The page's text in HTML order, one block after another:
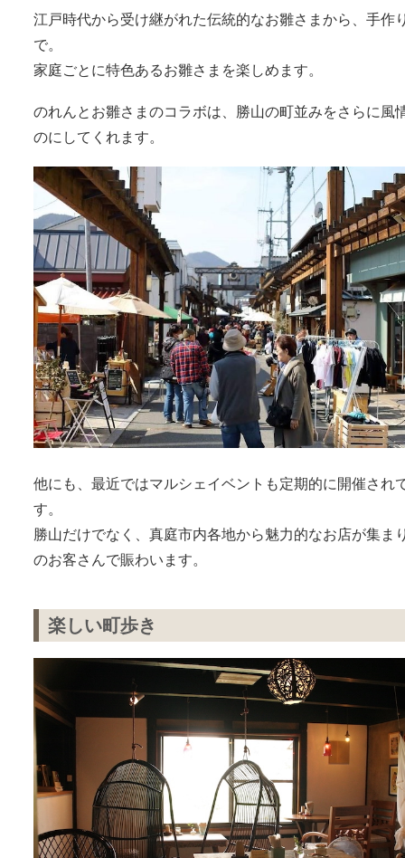
江戸時代から受け継がれた伝統的なお雛さまから、手作
で。
家庭ごとに特色あるお雛さまを楽しめます。
のれんとお雛さまのコラボは、勝山の町並みをさらに風
のにしてくれます。
他にも、最近ではマルシェイベントも定期的に開催され
す。
勝山だけでなく、真庭市内各地から魅力的なお店が集ま
のお客さんで賑わいます。
楽しい町歩き